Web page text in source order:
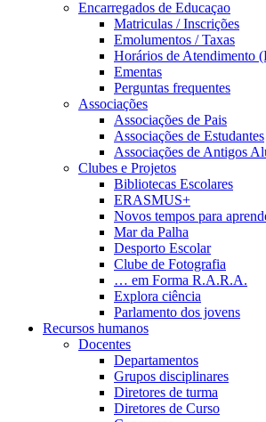
Encarregados de Educaçao
Matriculas / Inscrições
Emolumentos / Taxas
Horários de Atendimento
Ementas
Perguntas frequentes
Associações
Associações de Pais
Associações de Estudantes
Associações de Antigos
Clubes e Projetos
Bibliotecas Escolares
ERASMUS+
Novos tempos para
Mar da Palha
Desporto Escolar
Clube de Fotografia
… em Forma R.A.R.A.
Explora ciência
Parlamento dos jovens
Recursos humanos
Docentes
Departamentos
Grupos disciplinares
Diretores de turma
Diretores de Curso